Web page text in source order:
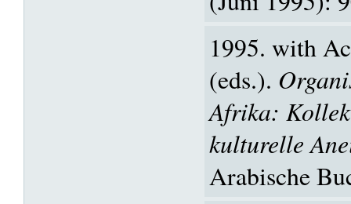
1995. with
(eds.).
Afrika:
kulturelle
Arabische